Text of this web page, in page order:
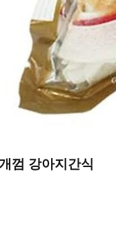
껌 강아지간식